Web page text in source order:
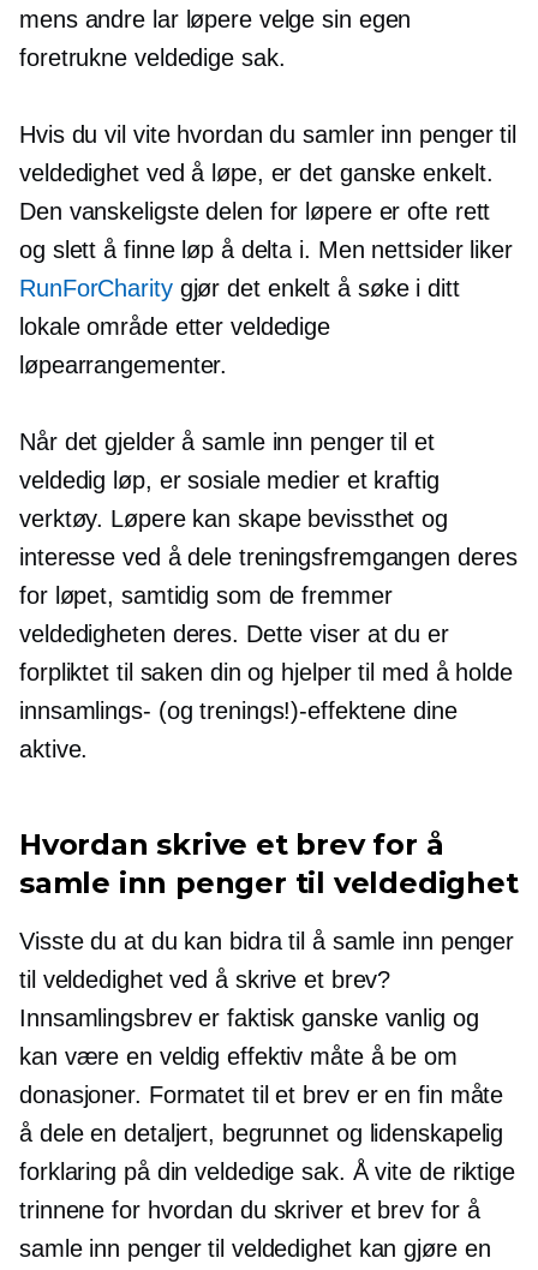
mens andre lar løpere velge sin egen
foretrukne veldedige sak.
Hvis du vil vite hvordan du samler inn penger til
veldedighet ved å løpe, er det ganske enkelt.
Den vanskeligste delen for løpere er ofte rett
og slett å finne løp å delta i. Men nettsider liker
RunForCharitygjør det enkelt å søke i ditt
lokale område etter veldedige
løpearrangementer.
Når det gjelder å samle inn penger til et
veldedig løp, er sosiale medier et kraftig
verktøy. Løpere kan skape bevissthet og
interesse ved å dele treningsfremgangen deres
for løpet, samtidig som de fremmer
veldedigheten deres. Dette viser at du er
forpliktet til saken din og hjelper til med å holde
innsamlings- (og trenings!)-effektene dine
aktive.
Hvordan skrive et brev for å
samle inn penger til veldedighet
Visste du at du kan bidra til å samle inn penger
til veldedighet ved å skrive et brev?
Innsamlingsbrev er faktisk ganske vanlig og
kan være en veldig effektiv måte å be om
donasjoner. Formatet til et brev er en fin måte
å dele en detaljert, begrunnet og lidenskapelig
forklaring på din veldedige sak. Å vite de riktige
trinnene for hvordan du skriver et brev for å
samle inn penger til veldedighet kan gjøre en